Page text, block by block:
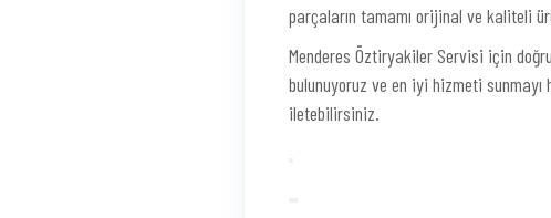
parçaların tamamı orijinal ve kaliteli
Menderes Öztiryakiler Servisi için
bulunuyoruz ve en iyi hizmeti sunmayı
iletebilirsiniz.